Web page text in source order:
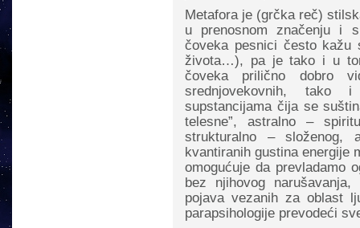
Metafora je (grčka reč)
u prenosnom značenju i
čoveka pesnici često kažu
života…), pa je tako i u
čoveka prilično dobro
srednjovekovnih, tako
supstancijama čija se
telesne”, astralno –
strukturalno – složenog,
kvantiranih gustina energije
omogućuje da prevladamo
bez njihovog
pojava vezanih za oblast
parapsihologije prevodeći